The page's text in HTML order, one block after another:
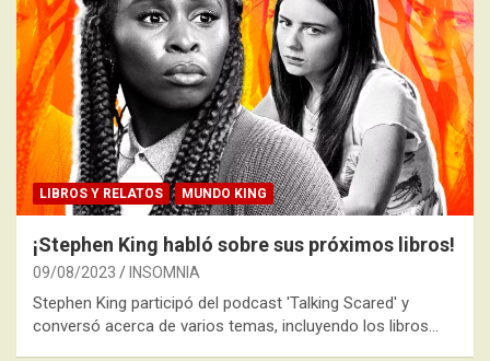
LIBROS Y RELATOS MUNDO KING
¡Stephen King habló sobre sus próximos libros!
09/08/2023 INSOMNIA
Stephen King participó del podcast 'Talking Scared' y
conversó acerca de varios temas, incluyendo los libros…